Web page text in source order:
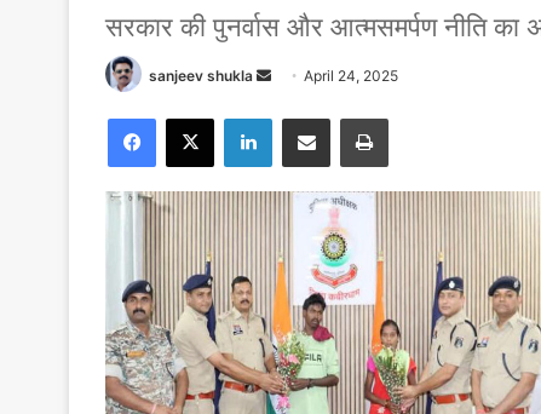
सरकार की पुनर्वास और आत्मसमर्पण नीति का
sanjeev shukla
Send
email
April 24, 2025
Facebook
X LinkedInShare via Email Print